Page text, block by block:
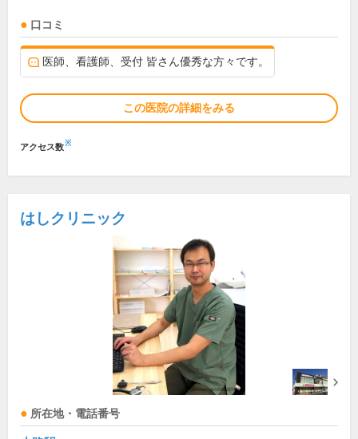
口コミ
医師、看護師、受付 皆さん優秀な方々です。
この医院の詳細をみる
アクセス数※
はしクリニック
所在地・電話番号